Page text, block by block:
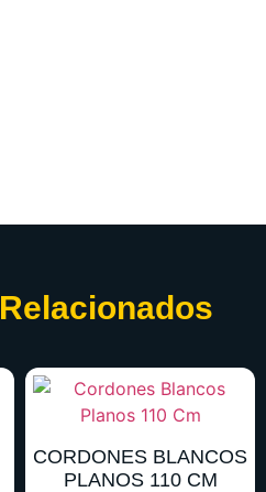
Relacionados
CORDONES BLANCOS
PLANOS 110 CM